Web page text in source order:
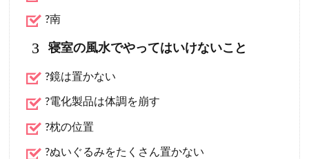
?南
3 寝室の風水でやってはいけないこと
?鏡は置かない
?電化製品は体調を崩す
?枕の位置
?ぬいぐるみをたくさん置かない